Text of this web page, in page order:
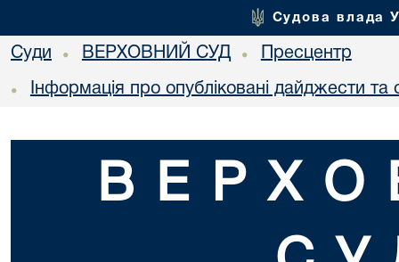
Судова влада
Суди • ВЕРХОВНИЙ СУД • Пресцентр
• Інформація про опубліковані дайджести та